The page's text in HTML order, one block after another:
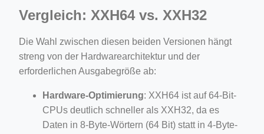
Vergleich: XXH64 vs. XXH32
Die Wahl zwischen diesen beiden Versionen hängt
streng von der Hardwarearchitektur und der
erforderlichen Ausgabegröße ab:
Hardware-Optimierung: XXH64 ist auf 64-Bit-
CPUs deutlich schneller als XXH32, da es
Daten in 8-Byte-Wörtern (64 Bit) statt in 4-Byte-